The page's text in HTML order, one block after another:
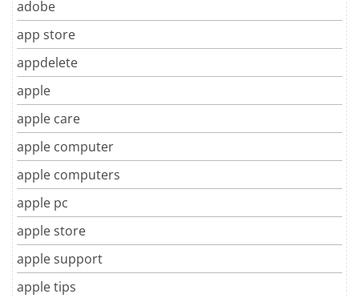
adobe
app store
appdelete
apple
apple care
apple computer
apple computers
apple pc
apple store
apple support
apple tips